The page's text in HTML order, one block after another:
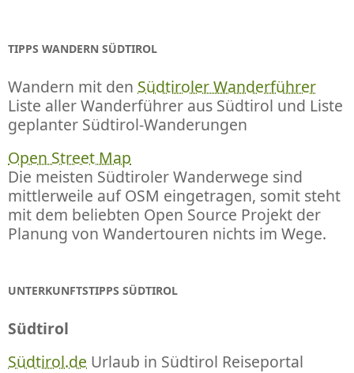
TIPPS WANDERN SÜDTIROL
Wandern mit den Südtiroler Wanderführer
Liste aller Wanderführer aus Südtirol und Liste
geplanter Südtirol-Wanderungen
Open Street Map
Die meisten Südtiroler Wanderwege sind
mittlerweile auf OSM eingetragen, somit steht
mit dem beliebten Open Source Projekt der
Planung von Wandertouren nichts im Wege.
UNTERKUNFTSTIPPS SÜDTIROL
Südtirol
Südtirol.de Urlaub in Südtirol Reiseportal